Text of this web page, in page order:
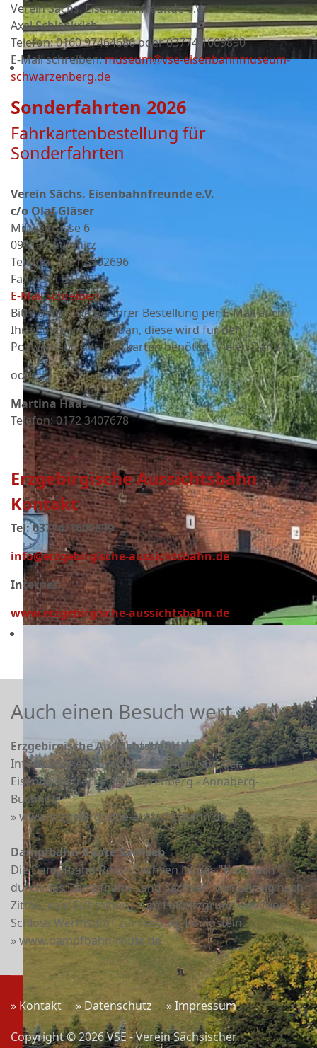
Verein Sächs. Eisenbahnfreunde e.V.
Axel Schlenkrich
Telefon: 0160 97464686 oder03774 1609890
E-Mail schreiben:museum@vse-eisenbahnmuseum-
schwarzenberg.de
Sonderfahrten 2026
Fahrkartenbestellung für
Sonderfahrten
Verein Sächs. Eisenbahnfreunde e.V.
c/o Olaf Gläser
Mittelstrasse 6
09113 Chemnitz
Telefon: 0371 3302696
Fax: 0371 3159931
E-Mail schreiben
Bitte geben Sie bei Ihrer Bestellung per E-Mail auch
Ihre Postadresse mit an, diese wird für den
Postversand der Fahrkarten benötigt. Vielen Dank
oder
Martina Haas
Telefon: 0172 3407678
Erzgebirgische Aussichtsbahn
Kontakt
Tel: 03774/1609899
info@erzgebirgische-aussichtsbahn.de
Internet:
www.erzgebirgische-aussichtsbahn.de
Auch einen Besuch wert
Erzgebirgische Aussichtsbahn
Informationen zum Sonderverkehr auf der
Eisenbahnstrecke Schwarzenberg - Annaberg-
Buchholz
» www.erzgebirgische-aussichtsbahn.de
Dampfbahn-Route Sachsen
Die Dampfbahn-Route Sachsen ist das "Kursbuch"
durch das Dampfbahn-Land Sachsen, von Leipzig nach
Zittau, vom Fichtelberg zum Lößnitzgrund oder von
Schloss Wermsdorf zur Festung Königstein.
» www.dampfbahn-route.de
» Kontakt » Datenschutz
» Impressum
Copyright © 2026 VSE - Verein Sächsischer